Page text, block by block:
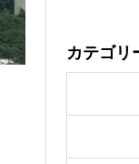
カテゴリ